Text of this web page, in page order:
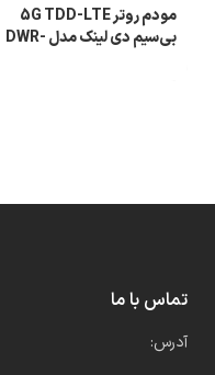
مودم روتر 5G TDD-LTE
بی‌سیم دی لینک مدل DWR-
تماس با ما
آدرس: